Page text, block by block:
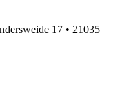
17 • 21035